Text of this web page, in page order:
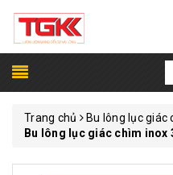
Trang chủ
Bu lông lục giác
Bu lông lục giác chìm inox